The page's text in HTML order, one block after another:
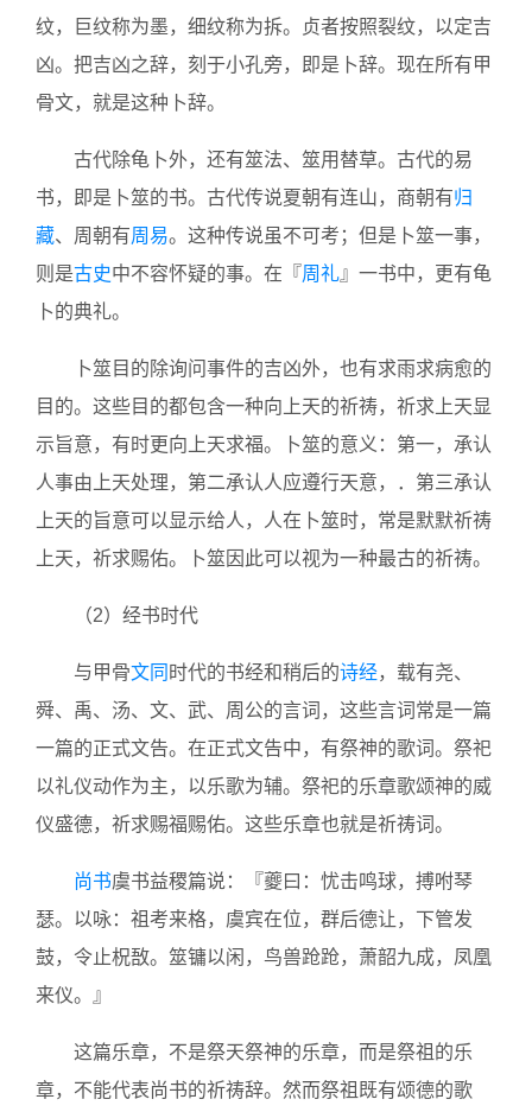
纹，巨纹称为墨，细纹称为拆。贞者按照裂纹，以定吉
凶。把吉凶之辞，刻于小孔旁，即是卜辞。现在所有甲
骨文，就是这种卜辞。
古代除龟卜外，还有筮法、筮用替草。古代的易
书，即是卜筮的书。古代传说夏朝有连山，商朝有归
藏、周朝有周易。这种传说虽不可考；但是卜筮一事，
则是古史中不容怀疑的事。在『周礼』一书中，更有龟
卜的典礼。
卜筮目的除询问事件的吉凶外，也有求雨求病愈的
目的。这些目的都包含一种向上天的祈祷，祈求上天显
示旨意，有时更向上天求福。卜筮的意义：第一，承认
人事由上天处理，第二承认人应遵行天意，．第三承认
上天的旨意可以显示给人，人在卜筮时，常是默默祈祷
上天，祈求赐佑。卜筮因此可以视为一种最古的祈祷。
（2）经书时代
与甲骨文同 时代的书经和稍后的诗经，载有尧、
舜、禹、汤、文、武、周公的言词，这些言词常是一篇
一篇的正式文告。在正式文告中，有祭神的歌词。祭祀
以礼仪动作为主，以乐歌为辅。祭祀的乐章歌颂神的威
仪盛德，祈求赐福赐佑。这些乐章也就是祈祷词。
尚书虞书益稷篇说：『夔曰：忧击鸣球，搏咐琴
瑟。以咏：祖考来格，虞宾在位，群后德让，下管发
鼓，令止柷敔。筮镛以闲，鸟兽跄跄，萧韶九成，凤凰
来仪。』
这篇乐章，不是祭天祭神的乐章，而是祭祖的乐
章，不能代表尚书的祈祷辞。然而祭祖既有颂德的歌